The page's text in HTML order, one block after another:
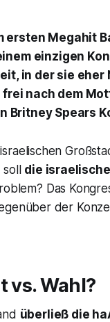
Megahit
einzigen
in der sie
nach dem
Britney Spears
die
Das
der
vs. Wahl?
überließ die